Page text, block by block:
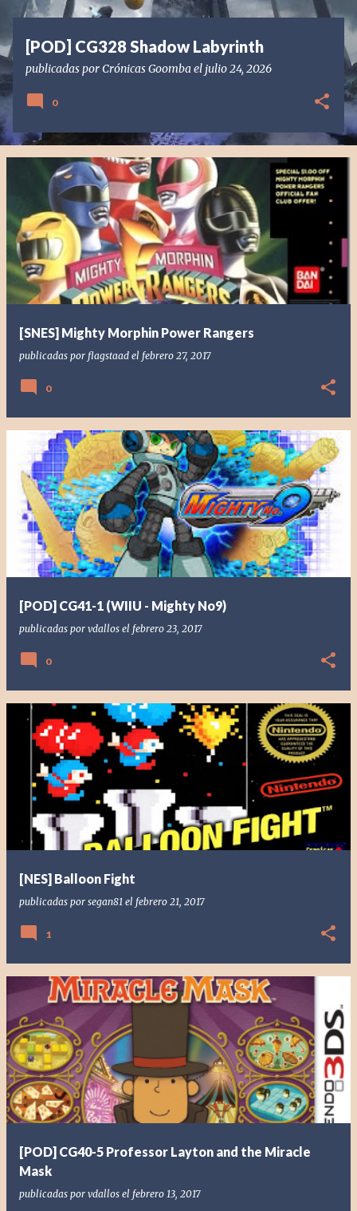
[POD] CG328 Shadow Labyrinth
publicadas porCrónicas Goombael julio 24, 2026
0
[SNES] Mighty Morphin Power Rangers
publicadas por flagstaad el febrero 27, 2017
0
[POD] CG41-1 (WIIU - Mighty No9)
publicadas por vdallos el febrero 23, 2017
0
[NES] Balloon Fight
publicadas por segan81 el febrero 21, 2017
1
[POD] CG40-5 Professor Layton and the Miracle
Mask
publicadas por vdallos el febrero 13, 2017